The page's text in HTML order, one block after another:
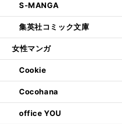
S-MANGA
集英社コミック文庫
女性マンガ
Cookie
Cocohana
office YOU